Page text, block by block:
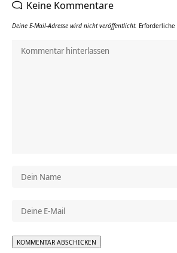
Keine Kommentare
Deine E-Mail-Adresse wird nicht veröffentlicht.